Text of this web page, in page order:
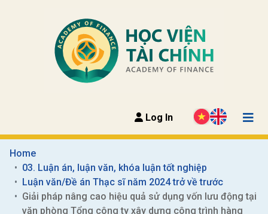
Log In
Home
03. Luận án, luận văn, khóa luận tốt nghiệp
Luận văn/Đề án Thạc sĩ năm 2024 trở về trước
Giải pháp nâng cao hiệu quả sử dụng vốn lưu động tại
văn phòng Tổng công ty xây dựng công trình hàng